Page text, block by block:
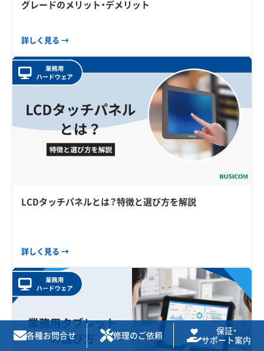
各種お問合せ 修理のご依頼
保証・
サポート案内
グレードのメリット・デメリット
詳しく見る →
LCDタッチパネルとは？特徴と選び方を解説
詳しく見る →